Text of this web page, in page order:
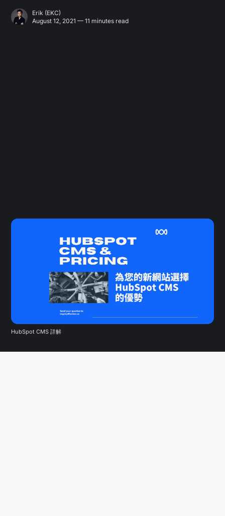
Erik (EKC)
August 12, 2021 — 11 minutes read
HubSpot CMS 詳解